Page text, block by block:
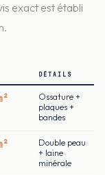
exact est établi
DÉTAILS
Ossature +
plaques +
bandes
Double peau
+ laine
minérale